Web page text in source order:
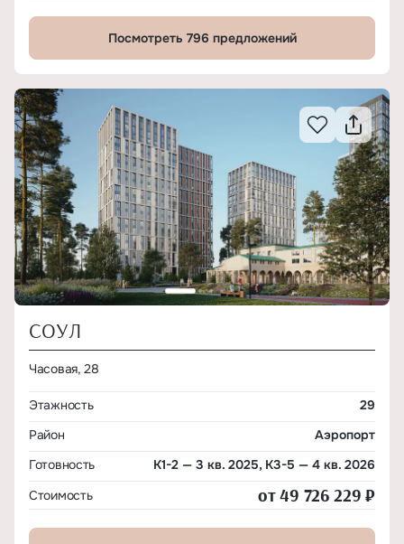
Посмотреть 796 предложений
СОУЛ
Часовая, 28
Этажность
29
Район
Аэропорт
Готовность
К1-2 — 3 кв. 2025, К3-5 — 4 кв. 2026
Стоимость
от 49 726 229 ₽